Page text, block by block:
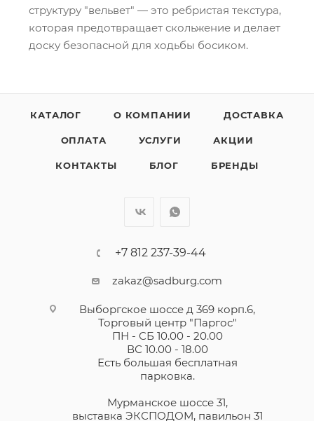
структуру "вельвет" — это ребристая текстура,
которая предотвращает скольжение и делает
доску безопасной для ходьбы босиком.
КАТАЛОГ О КОМПАНИИ ДОСТАВКА
ОПЛАТА УСЛУГИ АКЦИИ
КОНТАКТЫ БЛОГ БРЕНДЫ
+7 812 237-39-44
zakaz@sadburg.com
Выборгское шоссе д 369 корп.6,
Торговый центр "Паргос"
ПН - СБ 10.00 - 20.00
ВС 10.00 - 18.00
Есть большая бесплатная
парковка.
Мурманское шоссе 31,
выставка ЭКСПОДОМ, павильон 31